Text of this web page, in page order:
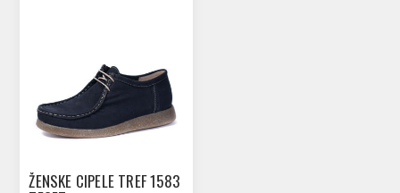
ŽENSKE CIPELE TREF 1583